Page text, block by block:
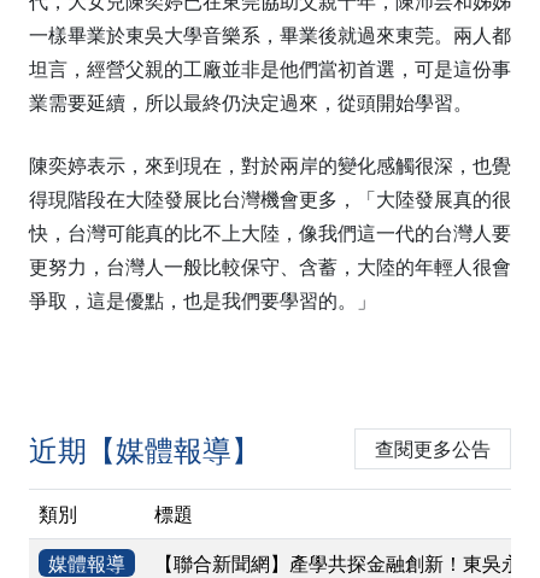
一樣畢業於東吳大學音樂系，畢業後就過來東莞。兩人都
坦言，經營父親的工廠並非是他們當初首選，可是這份事
業需要延續，所以最終仍決定過來，從頭開始學習。
陳奕婷表示，來到現在，對於兩岸的變化感觸很深，也覺
得現階段在大陸發展比台灣機會更多，「大陸發展真的很
快，台灣可能真的比不上大陸，像我們這一代的台灣人要
更努力，台灣人一般比較保守、含蓄，大陸的年輕人很會
爭取，這是優點，也是我們要學習的。」
近期【媒體報導】 查閱更多公告
類別
標題
媒體報導
【聯合新聞網】產學共探金融創新！東吳